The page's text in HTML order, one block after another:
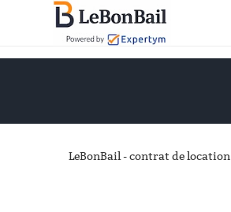
LeBonBail - contrat de location